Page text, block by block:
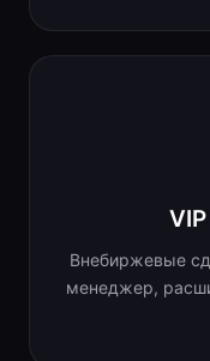
Внебиржевые
менеджер,